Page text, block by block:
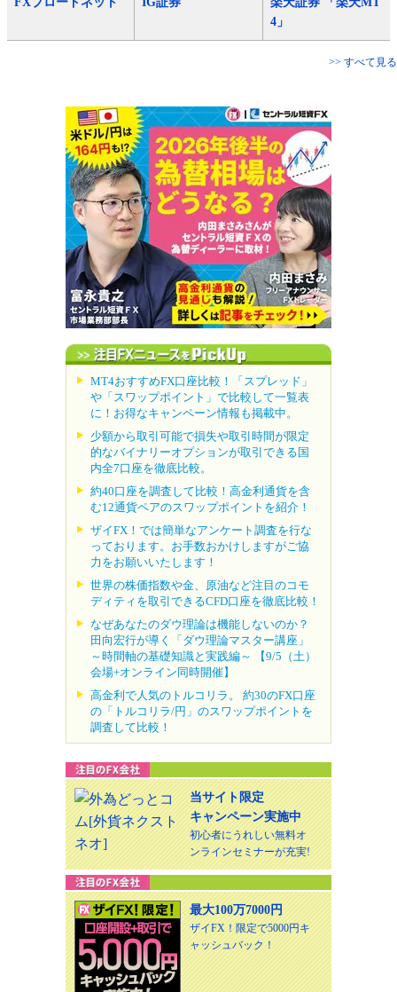
4」
>> すべて見る
MT4おすすめFX口座比較！「スプレッド」
や「スワップポイント」で比較して一覧表
に！お得なキャンペーン情報も掲載中。
少額から取引可能で損失や取引時間が限定
的なバイナリーオプションが取引できる国
内全7口座を徹底比較。
約40口座を調査して比較！高金利通貨を含
む12通貨ペアのスワップポイントを紹介！
ザイFX！では簡単なアンケート調査を行な
っております。お手数おかけしますがご協
力をお願いいたします！
世界の株価指数や金、原油など注目のコモ
ディティを取引できるCFD口座を徹底比較！
なぜあなたのダウ理論は機能しないのか？
田向宏行が導く「ダウ理論マスター講座」
～時間軸の基礎知識と実践編～ 【9/5（土）
会場+オンライン同時開催】
高金利で人気のトルコリラ。 約30のFX口座
の「トルコリラ/円」のスワップポイントを
調査して比較！
当サイト限定
キャンペーン実施中
初心者にうれしい無料オ
ンラインセミナーが充実!
最大100万7000円
ザイFX！限定で5000円キ
ャッシュバック！